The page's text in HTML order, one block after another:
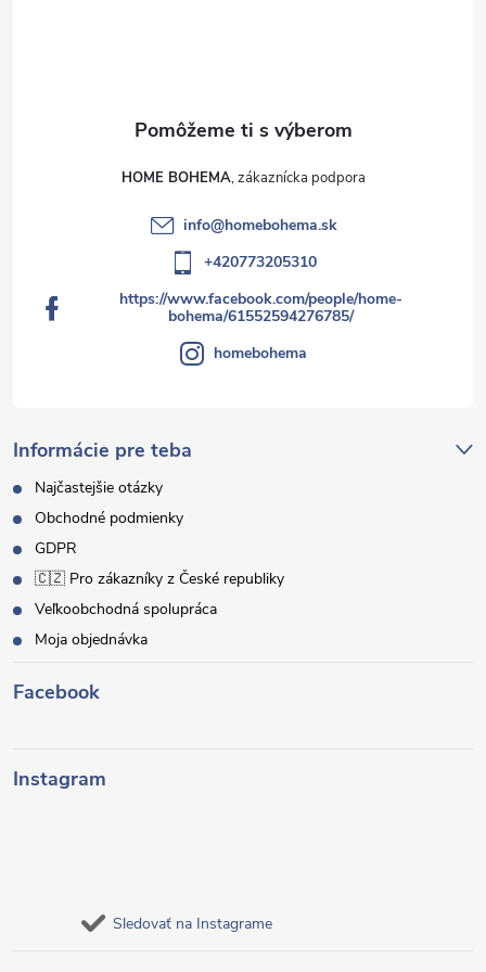
Informácie pre teba
Najčastejšie otázky
Obchodné podmienky
GDPR
🇨🇿 Pro zákazníky z České republiky
Veľkoobchodná spolupráca
Moja objednávka
HOME BOHEMA
info@homebohema.sk
+420773205310
https://www.facebook.com/people/home-
bohema/61552594276785/
homebohema
Facebook
Instagram
Sledovať na Instagrame